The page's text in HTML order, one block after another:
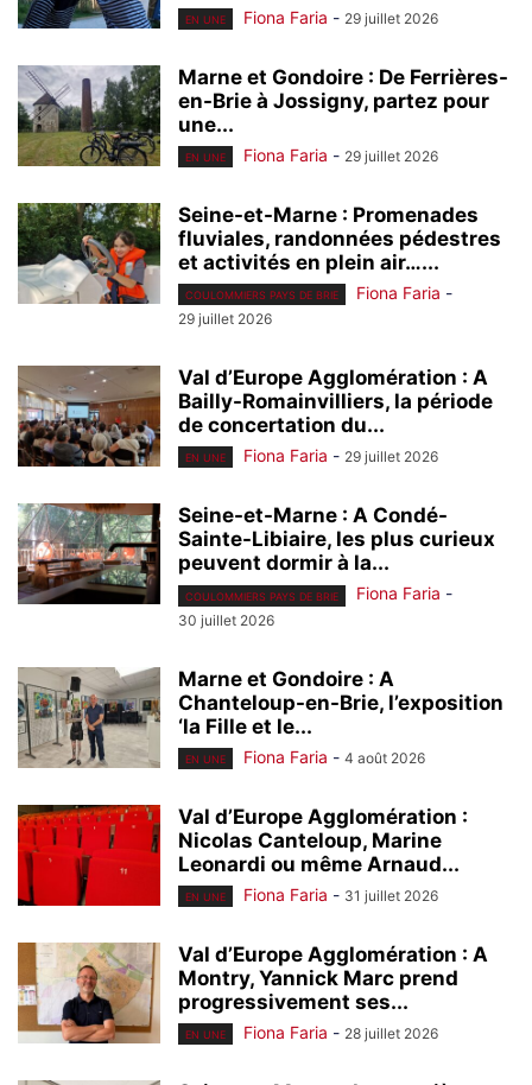
EN UNE Fiona Faria - 29 juillet 2026
Marne et Gondoire : De Ferrières-
en-Brie à Jossigny, partez pour
une...
EN UNE Fiona Faria - 29 juillet 2026
Seine-et-Marne : Promenades
fluviales, randonnées pédestres
et activités en plein air…...
COULOMMIERS PAYS DE BRIE Fiona Faria -
29 juillet 2026
Val d’Europe Agglomération : A
Bailly-Romainvilliers, la période
de concertation du...
EN UNE Fiona Faria - 29 juillet 2026
Seine-et-Marne : A Condé-
Sainte-Libiaire, les plus curieux
peuvent dormir à la...
COULOMMIERS PAYS DE BRIE Fiona Faria -
30 juillet 2026
Marne et Gondoire : A
Chanteloup-en-Brie, l’exposition
‘la Fille et le...
EN UNE Fiona Faria - 4 août 2026
Val d’Europe Agglomération :
Nicolas Canteloup, Marine
Leonardi ou même Arnaud...
EN UNE Fiona Faria - 31 juillet 2026
Val d’Europe Agglomération : A
Montry, Yannick Marc prend
progressivement ses...
EN UNE Fiona Faria - 28 juillet 2026